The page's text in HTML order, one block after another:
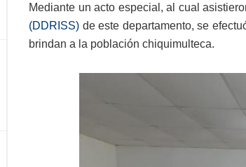
Mediante un acto especial, al cual
(DDRISS) de este departamento, se
brindan a la población chiquimulteca.